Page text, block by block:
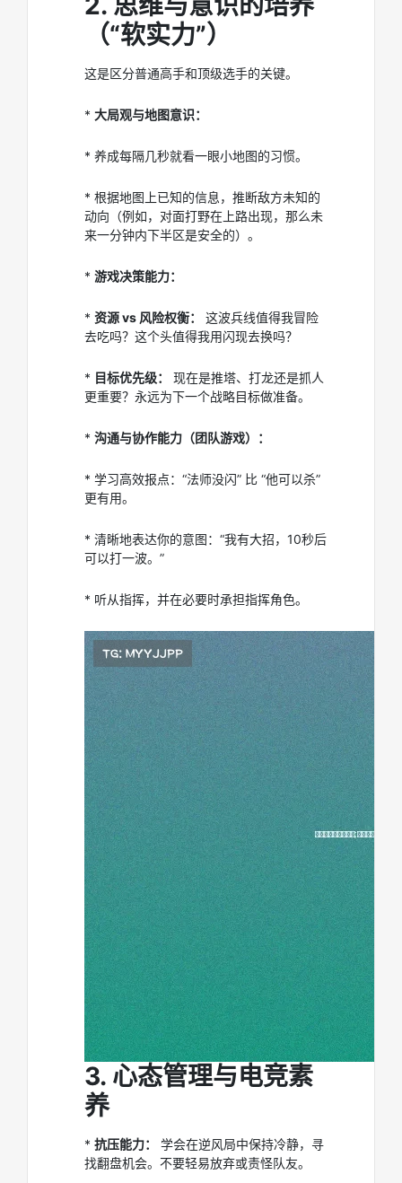
（“软实力”）
这是区分普通高手和顶级选手的关键。
* 大局观与地图意识：
* 养成每隔几秒就看一眼小地图的习惯。
* 根据地图上已知的信息，推断敌方未知的
动向（例如，对面打野在上路出现，那么未
来一分钟内下半区是安全的）。
* 游戏决策能力：
* 资源 vs 风险权衡：
这波兵线值得我冒险
去吃吗？这个头值得我用闪现去换吗？
* 目标优先级：
现在是推塔、打龙还是抓人
更重要？永远为下一个战略目标做准备。
* 沟通与协作能力（团队游戏）：
* 学习高效报点：“法师没闪” 比 “他可以杀”
更有用。
* 清晰地表达你的意图：“我有大招，10秒后
可以打一波。”
* 听从指挥，并在必要时承担指挥角色。
3. 心态管理与电竞素
养
* 抗压能力：
学会在逆风局中保持冷静，寻
找翻盘机会。不要轻易放弃或责怪队友。